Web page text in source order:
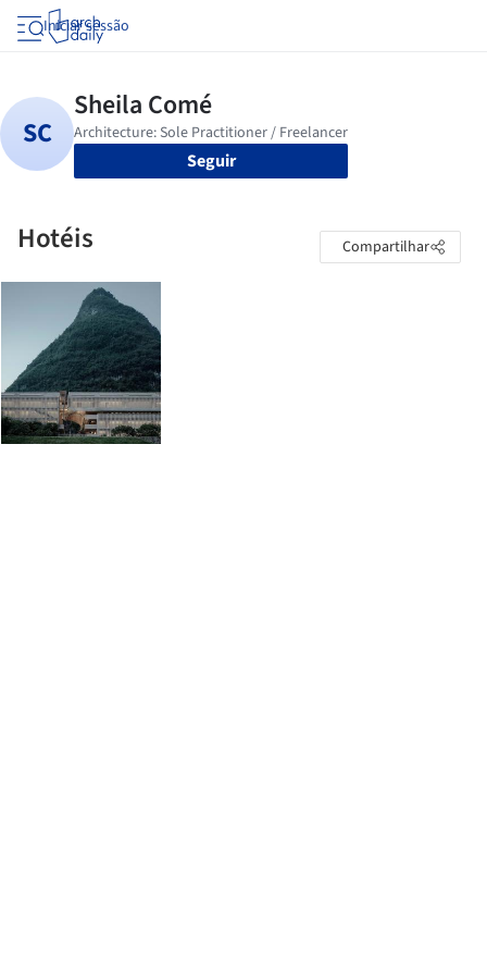
Iniciar sessão
Seguir
Hotéis Compartilhar